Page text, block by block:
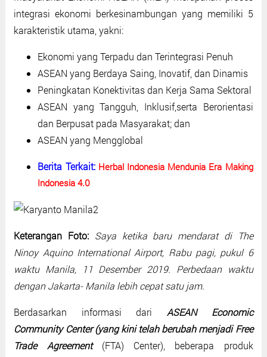
integrasi ekonomi berkesinambungan yang memiliki 5
karakteristik utama, yakni:
Ekonomi yang Terpadu dan Terintegrasi Penuh
ASEAN yang Berdaya Saing, Inovatif, dan Dinamis
Peningkatan Konektivitas dan Kerja Sama Sektoral
ASEAN yang Tangguh, Inklusif,serta Berorientasi
dan Berpusat pada Masyarakat; dan
ASEAN yang Mengglobal
Berita Terkait: Herbal Indonesia Mendunia Era Making
Indonesia 4.0
Keterangan Foto: Saya ketika baru mendarat di The
Ninoy Aquino International Airport, Rabu pagi, pukul 6
waktu Manila, 11 Desember 2019. Perbedaan waktu
dengan Jakarta- Manila lebih cepat satu jam.
Berdasarkan informasi dariASEAN Economic
Community Center (yang kini telah berubah menjadi Free
Trade Agreement (FTA) Center), beberapa produk